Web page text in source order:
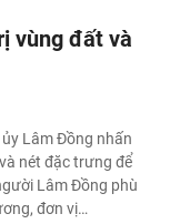
vùng đất và
Lâm Đồng nhấn
nét đặc trưng để
Lâm Đồng phù
đơn vị…